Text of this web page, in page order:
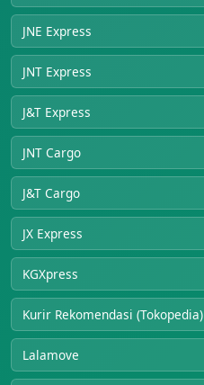
JNE Express
JNT Express
J&T Express
JNT Cargo
J&T Cargo
JX Express
KGXpress
Kurir Rekomendasi (Tokopedia)
Lalamove